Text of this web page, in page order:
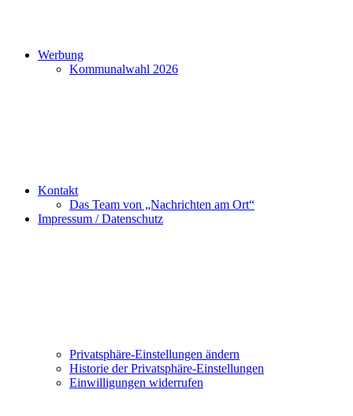
Werbung
Kommunalwahl 2026
Kontakt
Das Team von „Nachrichten am Ort“
Impressum / Datenschutz
Privatsphäre-Einstellungen ändern
Historie der Privatsphäre-Einstellungen
Einwilligungen widerrufen